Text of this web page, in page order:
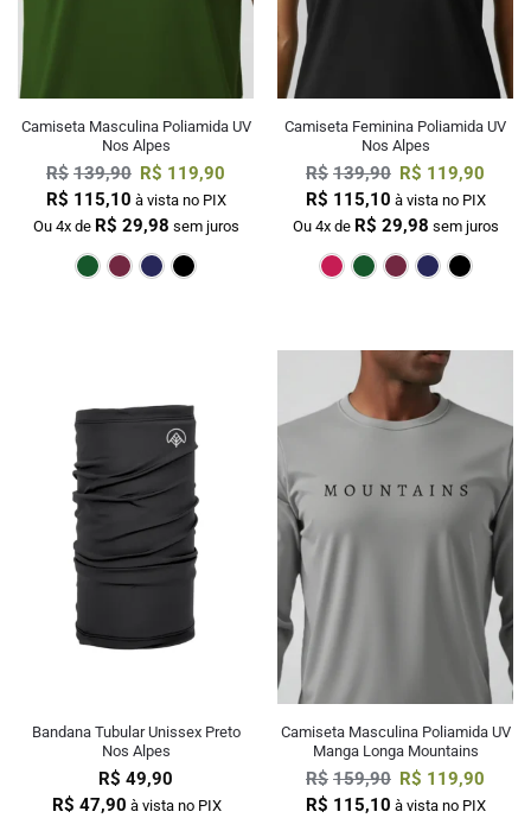
Camiseta Masculina Poliamida UV
Nos Alpes
R$ 139,90 R$ 119,90
R$ 115,10 à vista no PIX
Ou 4x de R$ 29,98 sem juros
Verde Escuro Preto
Camiseta Feminina Poliamida UV
Nos Alpes
R$ 139,90 R$ 119,90
R$ 115,10 à vista no PIX
Ou 4x de R$ 29,98 sem juros
PinkVerde
Bandana Tubular Unissex Preto
Nos Alpes
R$ 49,90
R$ 47,90 à vista no PIX
Camiseta Masculina Poliamida UV
Manga Longa Mountains
R$ 159,90 R$ 119,90
R$ 115,10 à vista no PIX